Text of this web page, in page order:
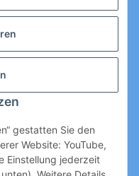
gestatten Sie den
Website: YouTube,
Einstellung jederzeit